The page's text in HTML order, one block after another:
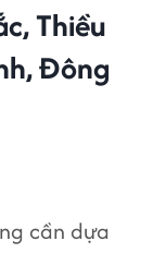
Thiều
Đông
cần dựa